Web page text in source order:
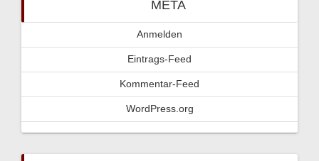
META
Anmelden
Eintrags-Feed
Kommentar-Feed
WordPress.org